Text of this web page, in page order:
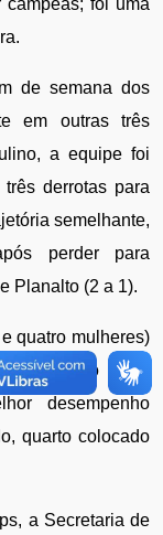
foi uma
de semana dos
em outras três
a equipe foi
derrotas para
semelhante,
perder para
Planalto (2 a 1).
quatro mulheres)
em sexto lugar
desempenho
quarto colocado
a Secretaria de